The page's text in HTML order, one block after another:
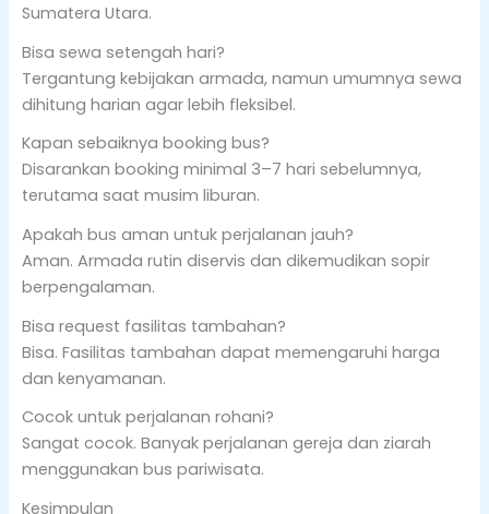
Sumatera Utara.
Bisa sewa setengah hari?
Tergantung kebijakan armada, namun umumnya sewa
dihitung harian agar lebih fleksibel.
Kapan sebaiknya booking bus?
Disarankan booking minimal 3–7 hari sebelumnya,
terutama saat musim liburan.
Apakah bus aman untuk perjalanan jauh?
Aman. Armada rutin diservis dan dikemudikan sopir
berpengalaman.
Bisa request fasilitas tambahan?
Bisa. Fasilitas tambahan dapat memengaruhi harga
dan kenyamanan.
Cocok untuk perjalanan rohani?
Sangat cocok. Banyak perjalanan gereja dan ziarah
menggunakan bus pariwisata.
Kesimpulan